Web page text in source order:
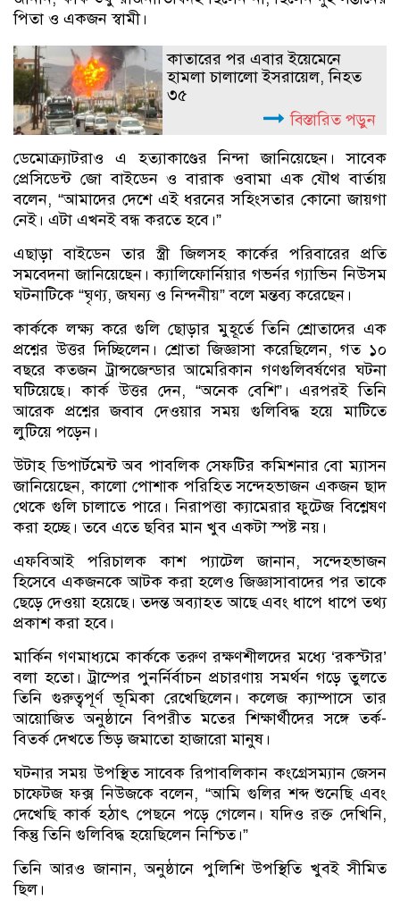
পিতা ও একজন স্বামী।
কাতারের পর এবার ইয়েমেনে
হামলা চালালো ইসরায়েল, নিহত
৩৫
বিস্তারিত পড়ুন
ডেমোক্র্যাটরাও এ হত্যাকাণ্ডের নিন্দা জানিয়েছেন। সাবেক
প্রেসিডেন্ট জো বাইডেন ও বারাক ওবামা এক যৌথ বার্তায়
বলেন, “আমাদের দেশে এই ধরনের সহিংসতার কোনো জায়গা
নেই। এটা এখনই বন্ধ করতে হবে।”
এছাড়া বাইডেন তার স্ত্রী জিলসহ কার্কের পরিবারের প্রতি
সমবেদনা জানিয়েছেন। ক্যালিফোর্নিয়ার গভর্নর গ্যাভিন নিউসম
ঘটনাটিকে “ঘৃণ্য, জঘন্য ও নিন্দনীয়” বলে মন্তব্য করেছেন।
কার্ককে লক্ষ্য করে গুলি ছোড়ার মুহূর্তে তিনি শ্রোতাদের এক
প্রশ্নের উত্তর দিচ্ছিলেন। শ্রোতা জিজ্ঞাসা করেছিলেন, গত ১০
বছরে কতজন ট্রান্সজেন্ডার আমেরিকান গণগুলিবর্ষণের ঘটনা
ঘটিয়েছে। কার্ক উত্তর দেন, “অনেক বেশি”। এরপরই তিনি
আরেক প্রশ্নের জবাব দেওয়ার সময় গুলিবিদ্ধ হয়ে মাটিতে
লুটিয়ে পড়েন।
উটাহ ডিপার্টমেন্ট অব পাবলিক সেফটির কমিশনার বো ম্যাসন
জানিয়েছেন, কালো পোশাক পরিহিত সন্দেহভাজন একজন ছাদ
থেকে গুলি চালাতে পারে। নিরাপত্তা ক্যামেরার ফুটেজ বিশ্লেষণ
করা হচ্ছে। তবে এতে ছবির মান খুব একটা স্পষ্ট নয়।
এফবিআই পরিচালক কাশ প্যাটেল জানান, সন্দেহভাজন
হিসেবে একজনকে আটক করা হলেও জিজ্ঞাসাবাদের পর তাকে
ছেড়ে দেওয়া হয়েছে। তদন্ত অব্যাহত আছে এবং ধাপে ধাপে তথ্য
প্রকাশ করা হবে।
মার্কিন গণমাধ্যমে কার্ককে তরুণ রক্ষণশীলদের মধ্যে ‘রকস্টার’
বলা হতো। ট্রাম্পের পুনর্নির্বাচন প্রচারণায় সমর্থন গড়ে তুলতে
তিনি গুরুত্বপূর্ণ ভূমিকা রেখেছিলেন। কলেজ ক্যাম্পাসে তার
আয়োজিত অনুষ্ঠানে বিপরীত মতের শিক্ষার্থীদের সঙ্গে তর্ক-
বিতর্ক দেখতে ভিড় জমাতো হাজারো মানুষ।
ঘটনার সময় উপস্থিত সাবেক রিপাবলিকান কংগ্রেসম্যান জেসন
চাফেটজ ফক্স নিউজকে বলেন, “আমি গুলির শব্দ শুনেছি এবং
দেখেছি কার্ক হঠাৎ পেছনে পড়ে গেলেন। যদিও রক্ত দেখিনি,
কিন্তু তিনি গুলিবিদ্ধ হয়েছিলেন নিশ্চিত।”
তিনি আরও জানান, অনুষ্ঠানে পুলিশি উপস্থিতি খুবই সীমিত
ছিল।